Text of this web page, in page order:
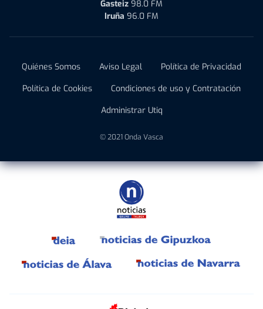
Gasteiz 98.0 FM
Iruña 96.0 FM
Quiénes Somos Aviso Legal
Política de Privacidad
Política de Cookies
Condiciones de uso y Contratación
Administrar Utiq
© 2021 Onda Vasca